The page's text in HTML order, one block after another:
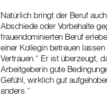
Natürlich bringt der Beruf
Abschiede oder Vorbehalte
frauendominierten Beruf
einer Kollegin betreuen
Vertrauen.“ Er ist überzeugt,
Arbeitgeberin gute
Gefühl, wirklich gut
anders.“